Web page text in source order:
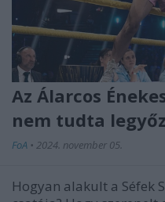
Az Álarcos
nem tudta
FoA • 2024. november 05.
Hogyan alakult a Séfek